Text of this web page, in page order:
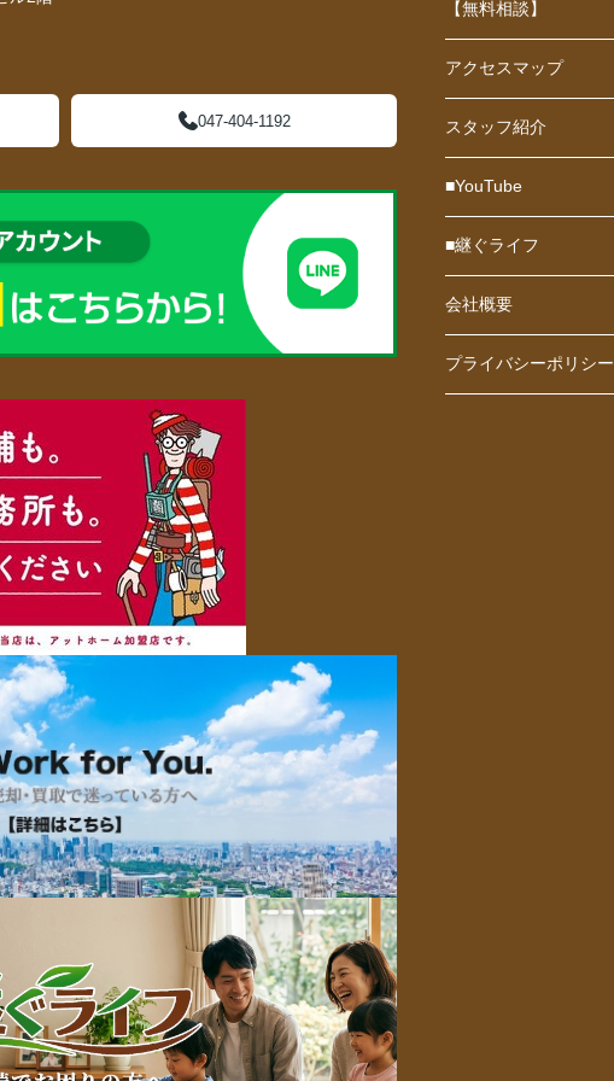
047-404-1192
【無料相談】
アクセスマップ
スタッフ紹介
■YouTube
■継ぐライフ
会社概要
プライバシーポリシー